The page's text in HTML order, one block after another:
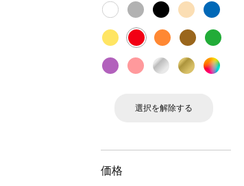
選択を解除する
価格